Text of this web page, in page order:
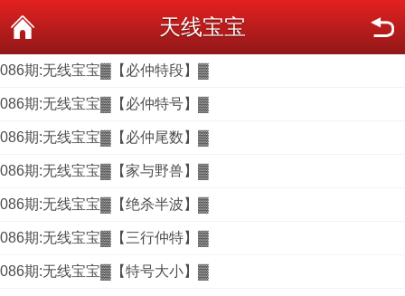
天线宝宝
086期:无线宝宝▓【必仲特段】▓
086期:无线宝宝▓【必仲特号】▓
086期:无线宝宝▓【必仲尾数】▓
086期:无线宝宝▓【家与野兽】▓
086期:无线宝宝▓【绝杀半波】▓
086期:无线宝宝▓【三行仲特】▓
086期:无线宝宝▓【特号大小】▓